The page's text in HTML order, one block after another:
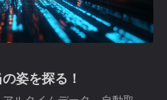
姿を探る！